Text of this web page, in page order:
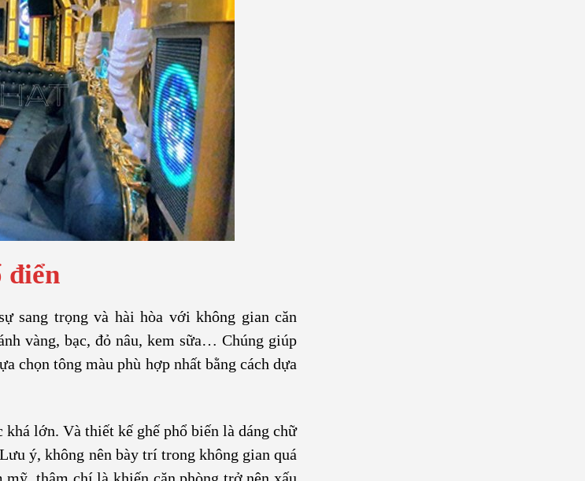
điển
sang trọng và hài hòa với không gian căn
vàng, bạc, đỏ nâu, kem sữa… Chúng giúp
chọn tông màu phù hợp nhất bằng cách dựa
lớn. Và thiết kế ghế phổ biến là dáng chữ
ý, không nên bày trí trong không gian quá